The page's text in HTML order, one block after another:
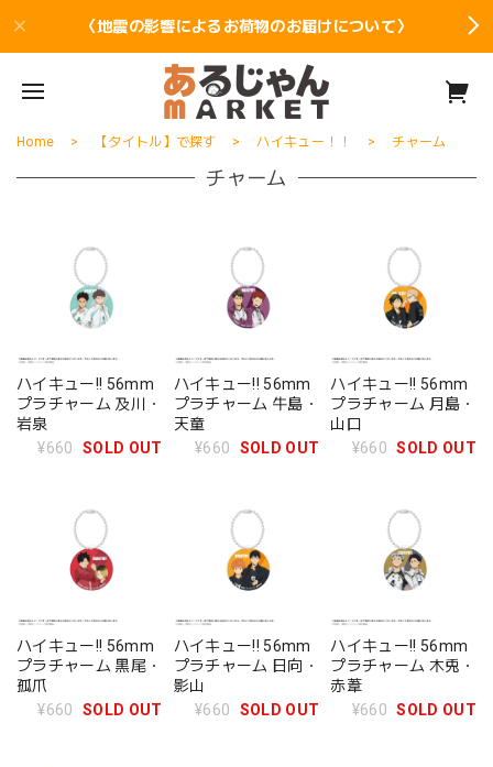
〈地震の影響によるお荷物のお届けについて〉
Home 【タイトル】で探す ハイキュー！！ チャーム
チャーム
ハイキュー!! 56mm
プラチャーム 及川・
岩泉
¥660
SOLD OUT
ハイキュー!! 56mm
プラチャーム 牛島・
天童
¥660
SOLD OUT
ハイキュー!! 56mm
プラチャーム 月島・
山口
¥660 SOLD OUT
ハイキュー!! 56mm
プラチャーム 黒尾・
孤爪
¥660
SOLD OUT
ハイキュー!! 56mm
プラチャーム 日向・
影山
¥660
SOLD OUT
ハイキュー!! 56mm
プラチャーム 木兎・
赤葦
¥660 SOLD OUT